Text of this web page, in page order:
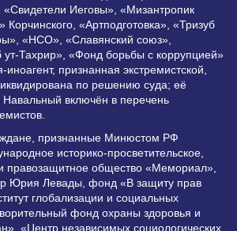
«Свидетели Иеговы», «Мизантропик
Корчинского, «Артподготовка», «Тризуб
«НСО», «Славянский союз»,
Тахрир», «Фонд борьбы с коррупцией»
признанная экстремистской,
по решению суда; её
Навальный включён в перечень
признанные Минюстом РФ
историко-просветительское,
правозащитное общество «Мемориал»,
Юрия Левады, фонд «В защиту прав
глобализации и социальных
фонд охраны здоровья и
«Центр независимых социологических